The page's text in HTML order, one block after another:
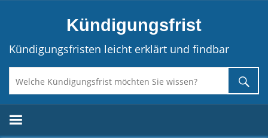
Kündigungsfrist
Kündigungsfristen leicht erklärt und findbar